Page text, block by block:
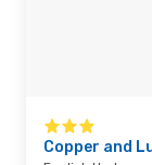
Copper and